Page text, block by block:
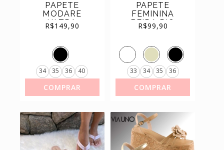
PAPETE
MODARE
ULTRA
CONFORTO
R$149,90
34 35 36 40
COMPRAR
PAPETE
FEMININA
BEIRA RIO
DEDO ANEL
R$99,90
33 34 35 36
COMPRAR